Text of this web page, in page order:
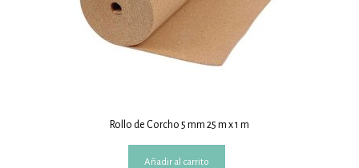
Rollo de Corcho 5 mm 25 m x 1 m
Añadir al carrito